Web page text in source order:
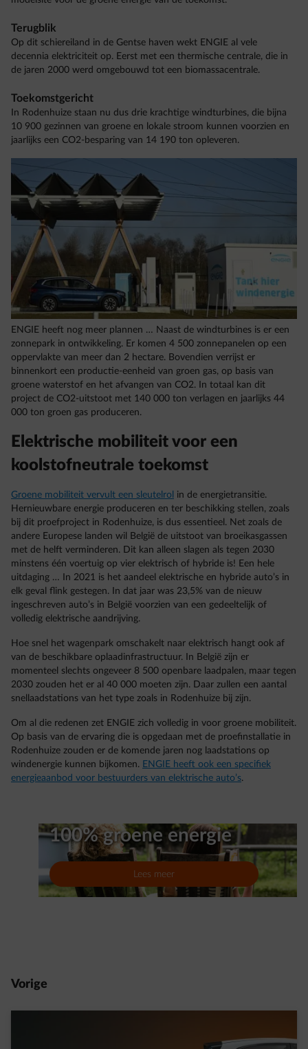
Terugblik
Op dit schiereiland in de Gentse haven wekt ENGIE al vele
decennia elektriciteit op. Eerst met een thermische centrale, die in
de jaren 2000 werd omgebouwd tot een biomassacentrale.
Toekomstgericht
In Rodenhuize staan nu dus drie krachtige windturbines, die bijna
10 900 gezinnen van groene en lokale stroom kunnen voorzien en
jaarlijks een CO2-besparing van 14 190 ton opleveren.
ENGIE heeft nog meer plannen … Naast de windturbines is er een
zonnepark in ontwikkeling. Er komen 4 500 zonnepanelen op een
oppervlakte van meer dan 2 hectare. Bovendien verrijst er
binnenkort een productie-eenheid van groen gas, op basis van
groene waterstof en het afvangen van CO2. In totaal kan dit
project de CO2-uitstoot met 140 000 ton verlagen en jaarlijks 44
000 ton groen gas produceren.
Elektrische mobiliteit voor een
koolstofneutrale toekomst
Groene mobiliteit vervult een sleutelrol
in de energietransitie.
Hernieuwbare energie produceren en ter beschikking stellen, zoals
bij dit proefproject in Rodenhuize, is dus essentieel. Net zoals de
andere Europese landen wil België de uitstoot van broeikasgassen
met de helft verminderen. Dit kan alleen slagen als tegen 2030
minstens één voertuig op vier elektrisch of hybride is! Een hele
uitdaging … In 2021 is het aandeel elektrische en hybride auto’s in
elk geval flink gestegen. In dat jaar was 23,5% van de nieuw
ingeschreven auto’s in België voorzien van een gedeeltelijk of
volledig elektrische aandrijving.
Hoe snel het wagenpark omschakelt naar elektrisch hangt ook af
van de beschikbare oplaadinfrastructuur. In België zijn er
momenteel slechts ongeveer 8 500 openbare laadpalen, maar tegen
2030 zouden het er al 40 000 moeten zijn. Daar zullen een aantal
snellaadstations van het type zoals in Rodenhuize bij zijn.
Om al die redenen zet ENGIE zich volledig in voor groene mobiliteit.
Op basis van de ervaring die is opgedaan met de proefinstallatie in
Rodenhuize zouden er de komende jaren nog laadstations op
windenergie kunnen bijkomen. ENGIE heeft ook een specifiek
energieaanbod voor bestuurders van elektrische auto’s.
100% groene energie
Lees meer
Vorige